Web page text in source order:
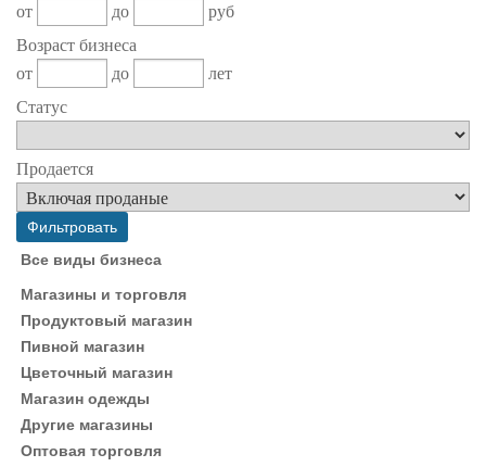
от
до
руб
Возраст бизнеса
от
до
лет
Статус
Продается
Все виды бизнеса
Магазины и торговля
Продуктовый магазин
Пивной магазин
Цветочный магазин
Магазин одежды
Другие магазины
Оптовая торговля